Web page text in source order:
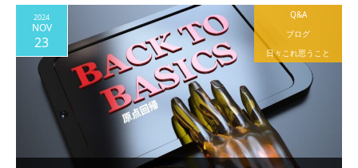
2024
NOV
23
Q&A
ブログ
日々これ思うこと